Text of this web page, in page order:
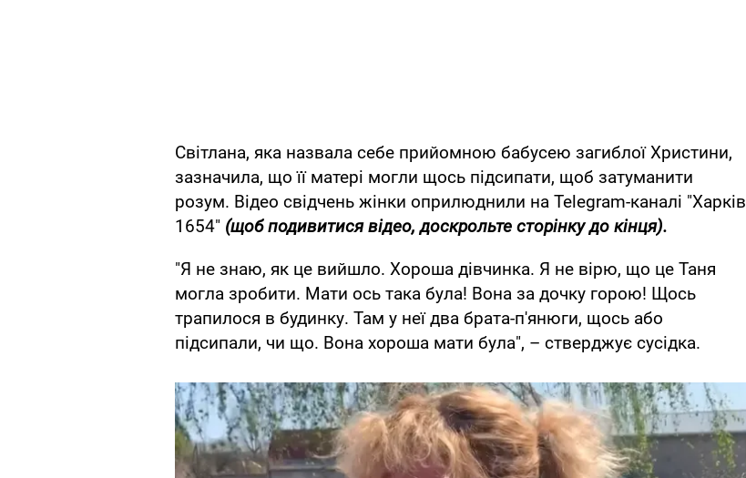
Світлана, яка назвала себе прийомною бабусею загиблої Христини,
зазначила, що її матері могли щось підсипати, щоб затуманити
розум. Відео свідчень жінки оприлюднили на Telegram-каналі "Харків
1654" (щоб подивитися відео, доскрольте сторінку до кінця).
"Я не знаю, як це вийшло. Хороша дівчинка. Я не вірю, що це Таня
могла зробити. Мати ось така була! Вона за дочку горою! Щось
трапилося в будинку. Там у неї два брата-п'янюги, щось або
підсипали, чи що. Вона хороша мати була", – стверджує сусідка.